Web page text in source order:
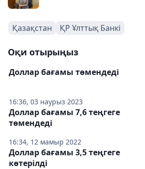
Қазақстан ҚР Ұлттық Банкі
Оқи отырыңыз
16:36, 03 наурыз 2023
Доллар бағамы төмендеді
16:34, 12 мамыр 2022
Доллар бағамы 7,6 теңгеге
төмендеді
Доллар бағамы 3,5 теңгеге
көтерілді